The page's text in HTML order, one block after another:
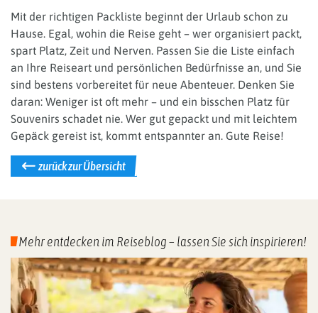
Mit der richtigen Packliste beginnt der Urlaub schon zu
Hause. Egal, wohin die Reise geht – wer organisiert packt,
spart Platz, Zeit und Nerven. Passen Sie die Liste einfach
an Ihre Reiseart und persönlichen Bedürfnisse an, und Sie
sind bestens vorbereitet für neue Abenteuer. Denken Sie
daran: Weniger ist oft mehr – und ein bisschen Platz für
Souvenirs schadet nie. Wer gut gepackt und mit leichtem
Gepäck gereist ist, kommt entspannter an. Gute Reise!
zurück zur Übersicht
Mehr entdecken im Reiseblog – lassen Sie sich inspirieren!